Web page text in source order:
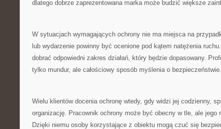
dlatego dobrze zaprezentowana marka może budzić większe
W sytuacjach wymagających ochrony nie ma miejsca na
lub wydarzenie powinny być ocenione pod kątem natężenia
dobrać odpowiedni zakres działań, który będzie dopasowany.
tylko mundur, ale całościowy sposób myślenia o
Wielu klientów docenia ochronę wtedy, gdy widzi jej codzienny,
organizację. Pracownik ochrony może być obecny w tle, ale jego
Dzięki niemu osoby korzystające z obiektu mogą czuć się